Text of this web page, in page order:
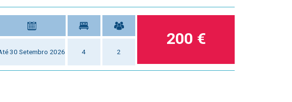
30 Setembro 2026 4 2
200 €